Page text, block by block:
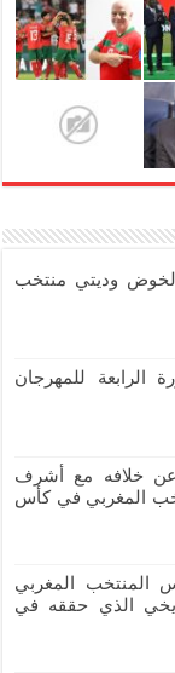
30 لاعبا لخوض وديتي منتخب
الرابعة للمهرجان
عن خلافه مع أشرف
المغربي في كأس
المنتخب المغربي
الذي حققه في